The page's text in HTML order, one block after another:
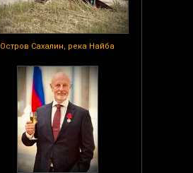
Остров Сахалин, река Найба